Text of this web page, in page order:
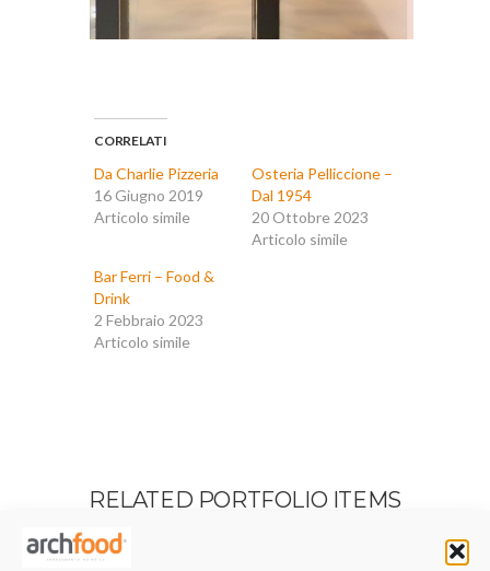
CORRELATI
Da Charlie Pizzeria
16 Giugno 2019
Articolo simile
Osteria Pelliccione –
Dal 1954
20 Ottobre 2023
Articolo simile
Bar Ferri – Food &
Drink
2 Febbraio 2023
Articolo simile
RELATED PORTFOLIO ITEMS